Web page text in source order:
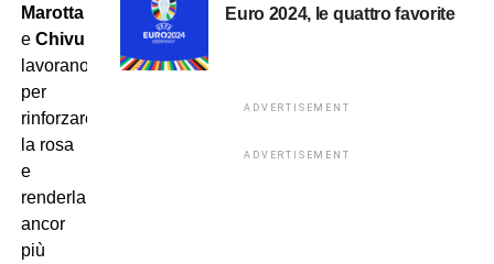
Marotta
e Chivu
lavorano
per
rinforzare
la rosa
e
renderla
ancor
più
Euro 2024, le quattro favorite
ADVERTISEMENT
ADVERTISEMENT